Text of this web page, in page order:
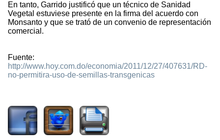
En tanto, Garrido justificó que un técnico de Sanidad
Vegetal estuviese presente en la firma del acuerdo con
Monsanto y que se trató de un convenio de representación
comercial.
Fuente:
http://www.hoy.com.do/economia/2011/12/27/407631/RD-
no-permitira-uso-de-semillas-transgenicas